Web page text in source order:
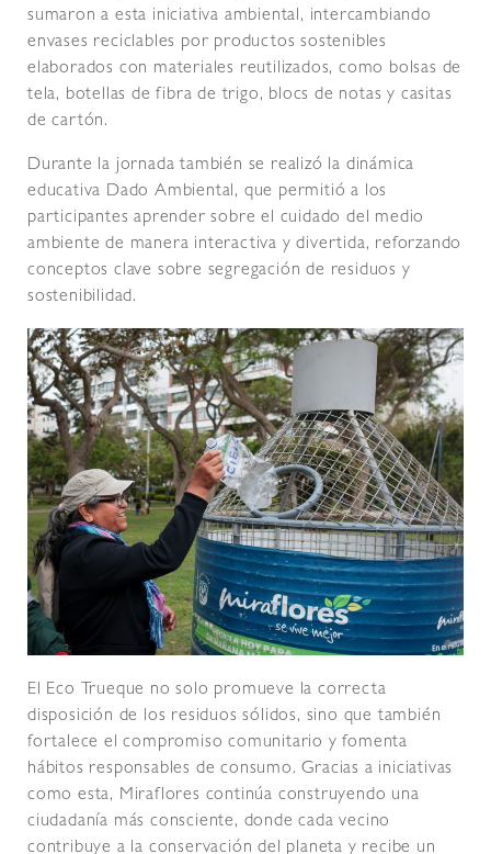
sumaron a esta iniciativa ambiental, intercambiando
envases reciclables por productos sostenibles
elaborados con materiales reutilizados, como bolsas de
tela, botellas de fibra de trigo, blocs de notas y casitas
de cartón.
Durante la jornada también se realizó la dinámica
educativa Dado Ambiental, que permitió a los
participantes aprender sobre el cuidado del medio
ambiente de manera interactiva y divertida, reforzando
conceptos clave sobre segregación de residuos y
sostenibilidad.
El Eco Trueque no solo promueve la correcta
disposición de los residuos sólidos, sino que también
fortalece el compromiso comunitario y fomenta
hábitos responsables de consumo. Gracias a iniciativas
como esta, Miraflores continúa construyendo una
ciudadanía más consciente, donde cada vecino
contribuye a la conservación del planeta y recibe un